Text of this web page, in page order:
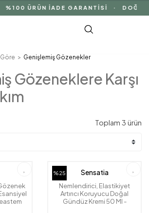
ÜRÜN İADE GARANTİSİ · DOĞAL
Genişlemiş Gözenekler
Gözeneklere Karşı
Toplam 3 ürün
%25 Sensatia
Nemlendirici, Elastikiyet
Artırıcı Koruyucu Doğal
Gündüz Kremi 50 Ml -